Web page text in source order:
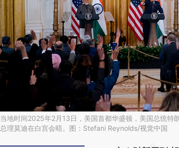
当地时间2025年2月13日，美国首都华盛顿，美国总统特
总理莫迪在白宫会晤。图：Stefani Reynolds/视觉中国